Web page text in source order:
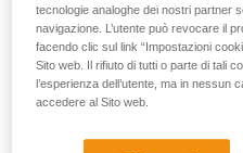
tecnologie analoghe dei nostri partner
navigazione. L’utente può revocare il
facendo clic sul link “Impostazioni
Sito web. Il rifiuto di tutti o parte di tali
l’esperienza dell’utente, ma in nessun
accedere al Sito web.